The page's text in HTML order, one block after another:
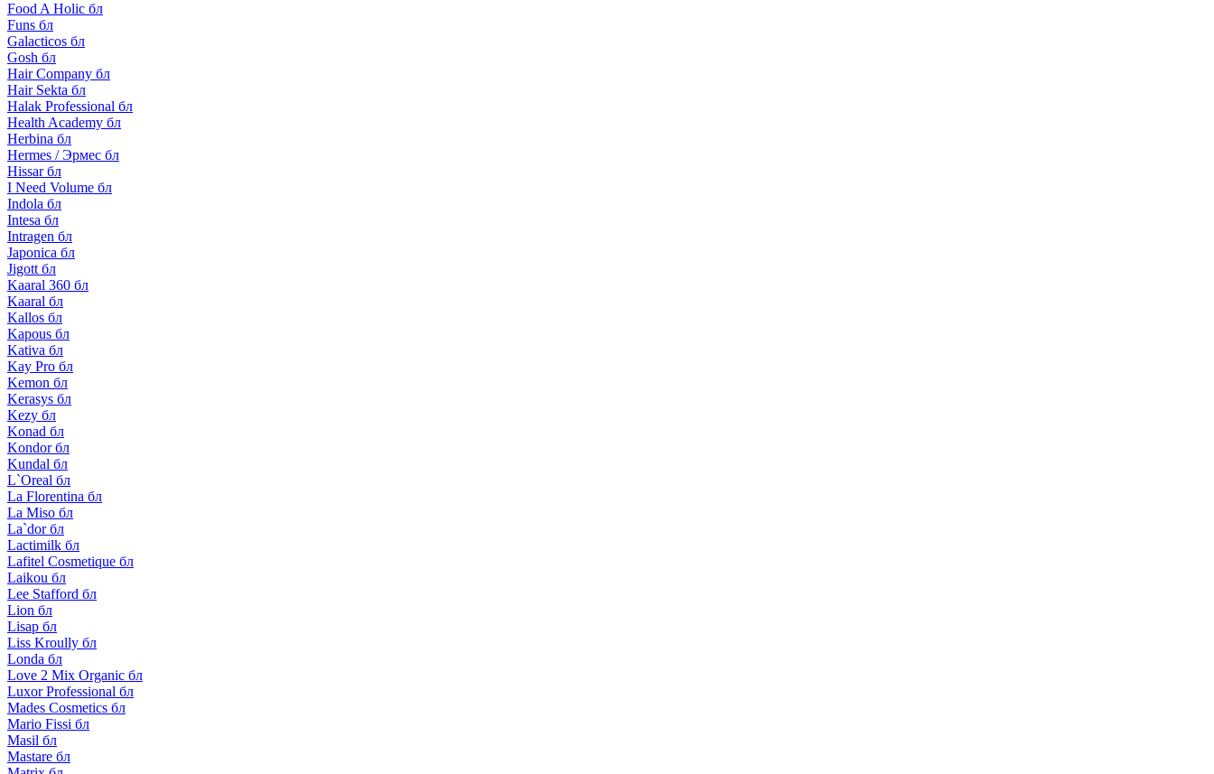
Food A Holic бл
Funs бл
Galacticos бл
Gosh бл
Hair Company бл
Hair Sekta бл
Halak Professional бл
Health Academy бл
Herbina бл
Hermes / Эрмес бл
Hissar бл
I Need Volume бл
Indola бл
Intesa бл
Intragen бл
Japonica бл
Jigott бл
Kaaral 360 бл
Kaaral бл
Kallos бл
Kapous бл
Kativa бл
Kay Pro бл
Kemon бл
Kerasys бл
Kezy бл
Konad бл
Kondor бл
Kundal бл
L`Oreal бл
La Florentina бл
La Miso бл
La`dor бл
Lactimilk бл
Lafitel Cosmetique бл
Laikou бл
Lee Stafford бл
Lion бл
Lisap бл
Liss Kroully бл
Londa бл
Love 2 Mix Organic бл
Luxor Professional бл
Mades Cosmetics бл
Mario Fissi бл
Masil бл
Mastare бл